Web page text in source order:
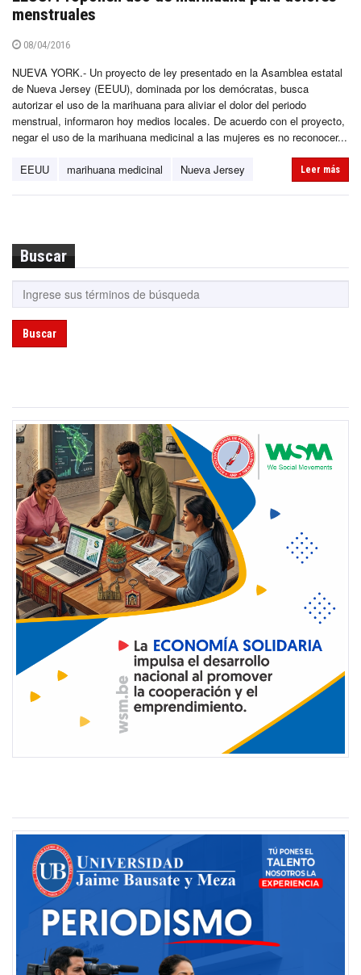
menstruales
08/04/2016
NUEVA YORK.- Un proyecto de ley presentado en la Asamblea estatal
de Nueva Jersey (EEUU), dominada por los demócratas, busca
autorizar el uso de la marihuana para aliviar el dolor del periodo
menstrual, informaron hoy medios locales. De acuerdo con el proyecto,
negar el uso de la marihuana medicinal a las mujeres es no reconocer...
EEUU marihuana medicinal Nueva Jersey Leer más
Buscar
Buscar